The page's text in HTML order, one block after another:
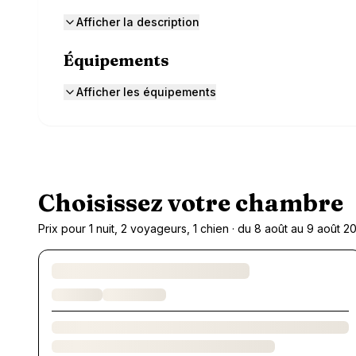
Afficher la description
Équipements
Afficher les équipements
Choisissez votre chambre
Prix pour 1 nuit, 2 voyageurs, 1 chien · du 8 août au 9 août
Chargement des chambres et des formules…